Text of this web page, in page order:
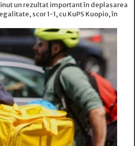
un rezultat important în deplasarea
scor 1-1, cu KuPS Kuopio, în